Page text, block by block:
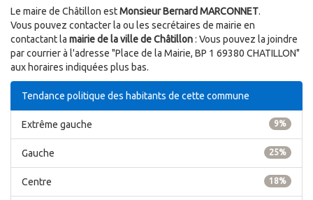
Le maire de Châtillon estMonsieur Bernard MARCONNET.
Vous pouvez contacter la ou les secrétaires de mairie en
contactant la mairie de la ville de Châtillon: Vous pouvez la joindre
par courrier à l'adresse "Place de la Mairie, BP 1 69380 CHATILLON"
aux horaires indiquées plus bas.
Tendance politique des habitants de cette commune
9%
Extrême gauche
25%
Gauche
18%
Centre